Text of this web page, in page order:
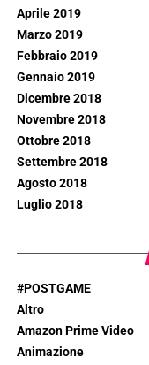
Aprile 2019
Marzo 2019
Febbraio 2019
Gennaio 2019
Dicembre 2018
Novembre 2018
Ottobre 2018
Settembre 2018
Agosto 2018
Luglio 2018
#POSTGAME
Altro
Amazon Prime Video
Animazione